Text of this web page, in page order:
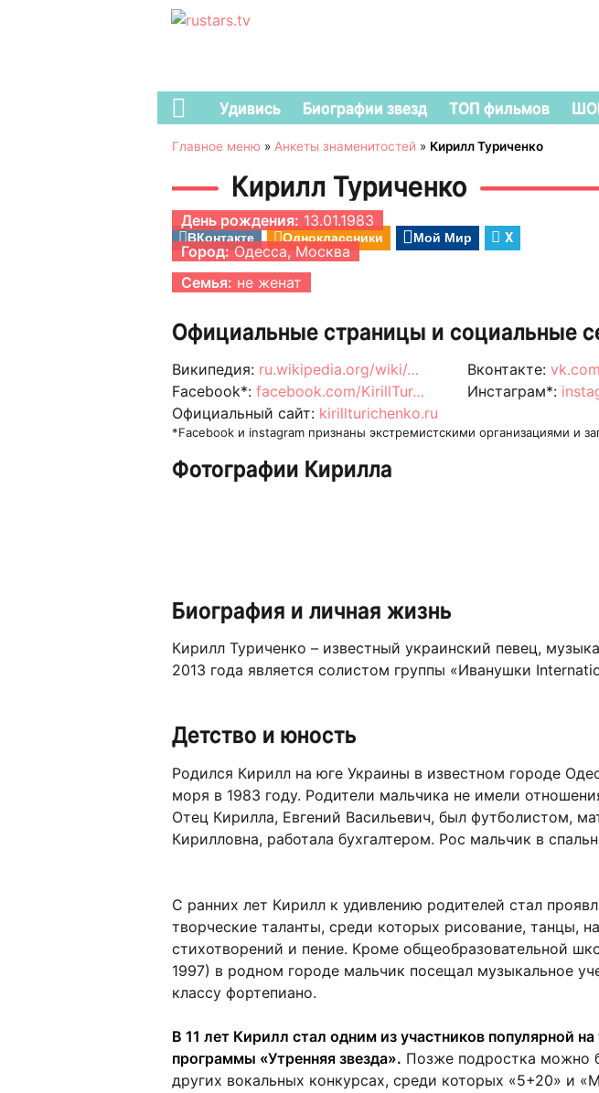
Удивись Биографии звезд ТОП фильмов
Главное меню » Анкеты знаменитостей » Кирилл Туриченко
Кирилл Туриченко
ВКонтакте Одноклассники Мой Мир X
День рождения: 13.01.1983
Город: Одесса, Москва
Семья: не женат
Официальные страницы и социальные
Википедия: ru.wikipedia.org/wiki/… Вконтакте:
Facebook*: facebook.com/KirillTur… Инстаграм*:
Официальный сайт: kirillturichenko.ru
*Facebook и instagram признаны экстремистскими организациями и
Фотографии Кирилла
Биография и личная жизнь
Кирилл Туриченко – известный украинский певец,
2013 года является солистом группы «Иванушки
Детство и юность
Родился Кирилл на юге Украины в известном городе
моря в 1983 году. Родители мальчика не имели
Отец Кирилла, Евгений Васильевич, был футболистом,
Кирилловна, работала бухгалтером. Рос мальчик в
С ранних лет Кирилл к удивлению родителей стал
творческие таланты, среди которых рисование, танцы,
стихотворений и пение. Кроме общеобразовательной
1997) в родном городе мальчик посещал музыкальное
классу фортепиано.
В 11 лет Кирилл стал одним из участников популярной
программы «Утренняя звезда». Позже подростка можно
других вокальных конкурсах, среди которых «5+20» и